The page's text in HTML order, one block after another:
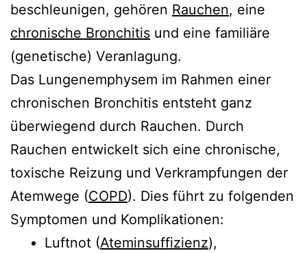
beschleunigen, gehören Rauchen, eine
chronische Bronchitis und eine familiäre
(genetische) Veranlagung.
Das Lungenemphysem im Rahmen einer
chronischen Bronchitis entsteht ganz
überwiegend durch Rauchen. Durch
Rauchen entwickelt sich eine chronische,
toxische Reizung und Verkrampfungen der
Atemwege (COPD). Dies führt zu folgenden
Symptomen und Komplikationen:
Luftnot (Ateminsuffizienz),